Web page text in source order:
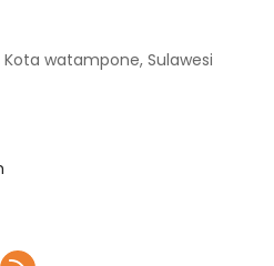
watampone, Sulawesi